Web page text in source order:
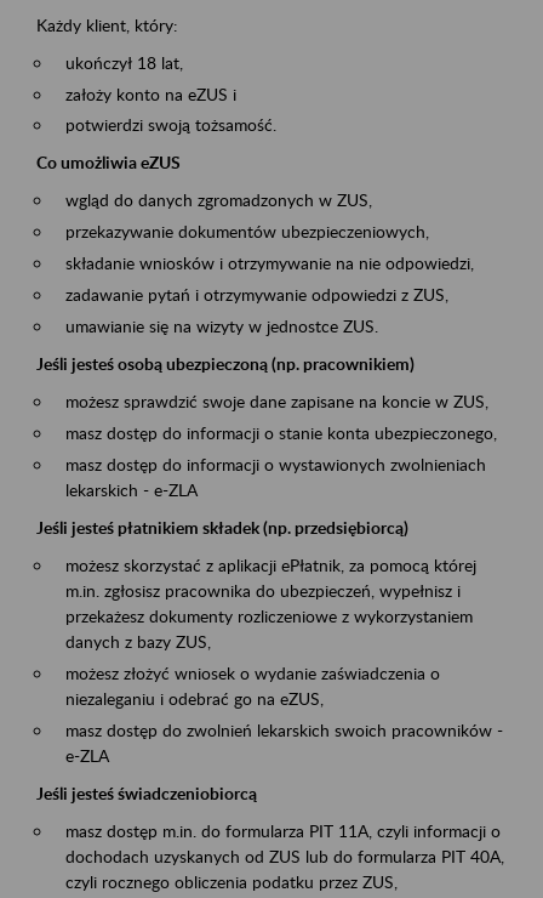
Każdy klient, który:
ukończył 18 lat,
założy konto na eZUS i
potwierdzi swoją tożsamość.
Co umożliwia eZUS
wgląd do danych zgromadzonych w ZUS,
przekazywanie dokumentów ubezpieczeniowych,
składanie wniosków i otrzymywanie na nie odpowiedzi,
zadawanie pytań i otrzymywanie odpowiedzi z ZUS,
umawianie się na wizyty w jednostce ZUS.
Jeśli jesteś osobą ubezpieczoną (np. pracownikiem)
możesz sprawdzić swoje dane zapisane na koncie w ZUS,
masz dostęp do informacji o stanie konta ubezpieczonego,
masz dostęp do informacji o wystawionych zwolnieniach
lekarskich - e-ZLA
Jeśli jesteś płatnikiem składek (np. przedsiębiorcą)
możesz skorzystać z aplikacji ePłatnik, za pomocą której
m.in. zgłosisz pracownika do ubezpieczeń, wypełnisz i
przekażesz dokumenty rozliczeniowe z wykorzystaniem
danych z bazy ZUS,
możesz złożyć wniosek o wydanie zaświadczenia o
niezaleganiu i odebrać go na eZUS,
masz dostęp do zwolnień lekarskich swoich pracowników -
e-ZLA
Jeśli jesteś świadczeniobiorcą
masz dostęp m.in. do formularza PIT 11A, czyli informacji o
dochodach uzyskanych od ZUS lub do formularza PIT 40A,
czyli rocznego obliczenia podatku przez ZUS,